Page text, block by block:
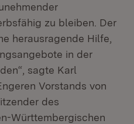
zu bleiben. Der
herausragende Hilfe,
in der
sagte Karl
Vorstands von
des
Württembergischen